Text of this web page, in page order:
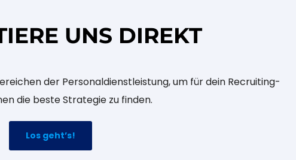
UNS DIREKT
der Personaldienstleistung, um für dein Recruiting-
die beste Strategie zu finden.
Los geht’s!